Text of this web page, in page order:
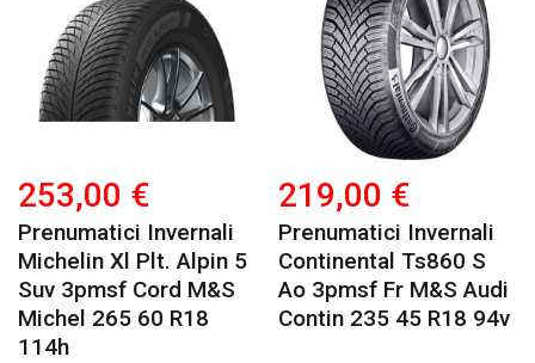
253,00 €
Prenumatici Invernali
Michelin Xl Plt. Alpin 5
Suv 3pmsf Cord M&s
Michel 265 60 R18
114h
219,00 €
Prenumatici Invernali
Continental Ts860 S
Ao 3pmsf Fr M&s Audi
Contin 235 45 R18 94v